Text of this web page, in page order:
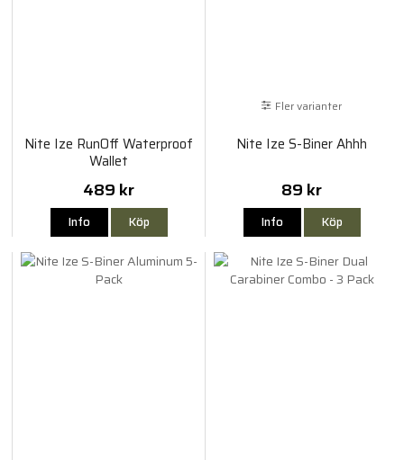
Nite Ize RunOff Waterproof
Wallet
489 kr
Info Köp
Fler varianter
Nite Ize S-Biner Ahhh
89 kr
Info Köp